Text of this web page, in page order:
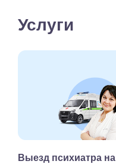
Услуги
Выезд психиатра на